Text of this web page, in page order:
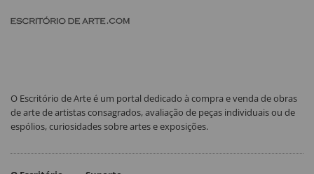
O Escritório de Arte é um portal dedicado à compra e venda de obras
de arte de artistas consagrados, avaliação de peças individuais ou de
espólios, curiosidades sobre artes e exposições.